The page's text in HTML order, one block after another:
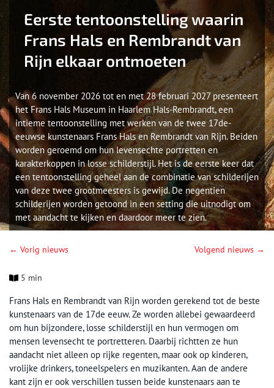
Eerste tentoonstelling waarin
Frans Hals en Rembrandt van
Rijn elkaar ontmoeten
Van 6 november 2026 tot en met 28 februari 2027 presenteert
het Frans Hals Museum in Haarlem Hals-Rembrandt, een
intieme tentoonstelling met werken van de twee 17de-
eeuwse kunstenaars Frans Hals en Rembrandt van Rijn. Beiden
worden geroemd om hun levensechte portretten en
karakterkoppen in losse schilderstijl. Het is de eerste keer dat
een tentoonstelling geheel aan de combinatie van schilderijen
van deze twee grootmeesters is gewijd. De negentien
schilderijen worden getoond in een setting die uitnodigt om
met aandacht te kijken en daardoor meer te zien.
← Vorig nieuws Volgend nieuws →
5 min
Frans Hals en Rembrandt van Rijn worden gerekend tot de beste
kunstenaars van de 17de eeuw. Ze worden allebei gewaardeerd
om hun bijzondere, losse schilderstijl en hun vermogen om
mensen levensecht te portretteren. Daarbij richtten ze hun
aandacht niet alleen op rijke regenten, maar ook op kinderen,
vrolijke drinkers, toneelspelers en muzikanten. Aan de andere
kant zijn er ook verschillen tussen beide kunstenaars aan te